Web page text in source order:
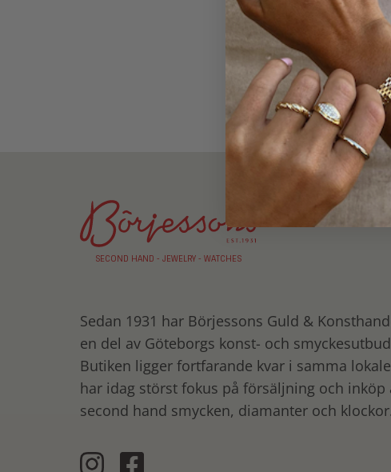
18
SECOND HAND - JEWELRY - WATCHES
Sedan 1931 har Börjessons Guld &
en del av Göteborgs konst- och
Butiken ligger fortfarande kvar i samma
har idag störst fokus på försäljning och inköp
second hand smycken, diamanter och klockor.